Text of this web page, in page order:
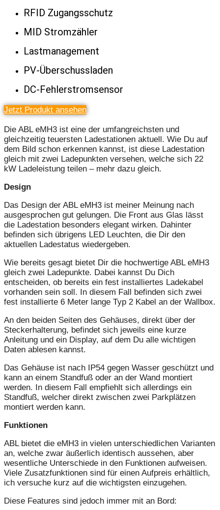
RFID Zugangsschutz
MID Stromzähler
Lastmanagement
PV-Überschussladen
DC-Fehlerstromsensor
Jetzt Produkt ansehen
Die ABL eMH3 ist eine der umfangreichsten und
gleichzeitig teuersten Ladestationen aktuell. Wie Du auf
dem Bild schon erkennen kannst, ist diese Ladestation
gleich mit zwei Ladepunkten versehen, welche sich 22
kW Ladeleistung teilen – mehr dazu gleich.
Design
Das Design der ABL eMH3 ist meiner Meinung nach
ausgesprochen gut gelungen. Die Front aus Glas lässt
die Ladestation besonders elegant wirken. Dahinter
befinden sich übrigens LED Leuchten, die Dir den
aktuellen Ladestatus wiedergeben.
Wie bereits gesagt bietet Dir die hochwertige ABL eMH3
gleich zwei Ladepunkte. Dabei kannst Du Dich
entscheiden, ob bereits ein fest installiertes Ladekabel
vorhanden sein soll. In diesem Fall befinden sich zwei
fest installierte 6 Meter lange Typ 2 Kabel an der Wallbox.
An den beiden Seiten des Gehäuses, direkt über der
Steckerhalterung, befindet sich jeweils eine kurze
Anleitung und ein Display, auf dem Du alle wichtigen
Daten ablesen kannst.
Das Gehäuse ist nach IP54 gegen Wasser geschützt und
kann an einem Standfuß oder an der Wand montiert
werden. In diesem Fall empfiehlt sich allerdings ein
Standfuß, welcher direkt zwischen zwei Parkplätzen
montiert werden kann.
Funktionen
ABL bietet die eMH3 in vielen unterschiedlichen Varianten
an, welche zwar äußerlich identisch aussehen, aber
wesentliche Unterschiede in den Funktionen aufweisen.
Viele Zusatzfunktionen sind für einen Aufpreis erhältlich,
ich versuche kurz auf die wichtigsten einzugehen.
Diese Features sind jedoch immer mit an Bord: